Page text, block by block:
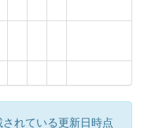
れている更新日時点